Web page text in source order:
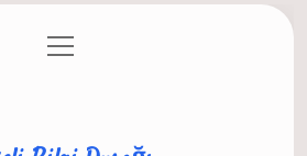
Gizlilik Politikası
menüyü
aç